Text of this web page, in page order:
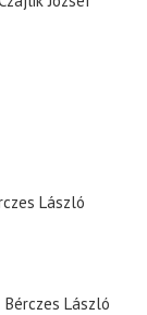
László
Bérczes László